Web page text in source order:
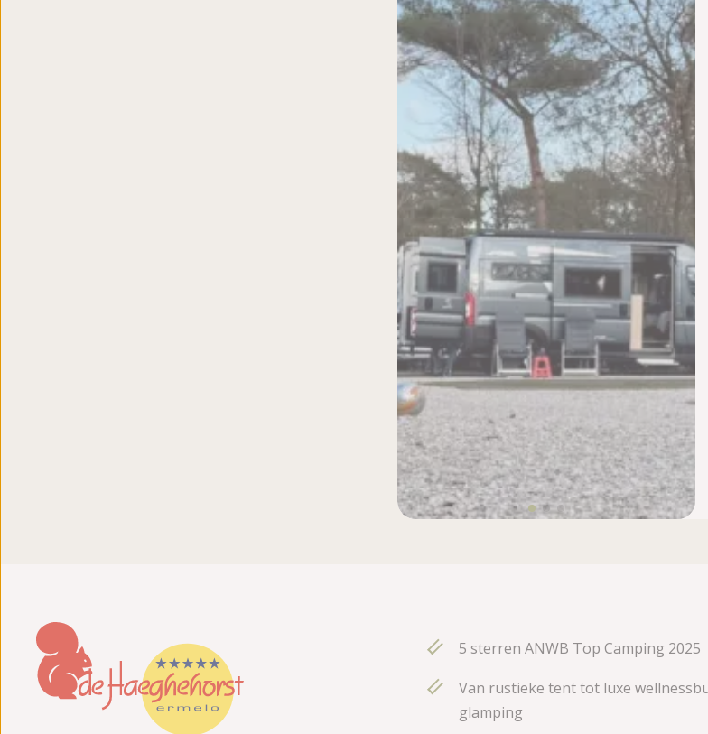
5 sterren ANWB Top Camping 2025
Van rustieke tent tot luxe
glamping